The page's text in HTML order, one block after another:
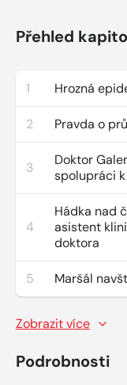
Přehled
1 Hrozná
2 Pravda o
3
Doktor
spolupráci
4
Hádka nad
asistent
doktora
5 Maršál
Zobrazit více
Podrobnosti